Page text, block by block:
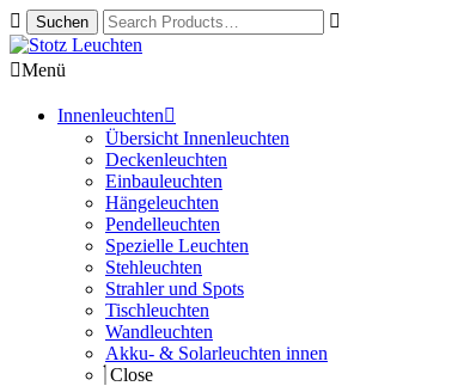
Zur
Navigation
Springe
zum
Menü
Innenleuchten
Übersicht Innenleuchten
Deckenleuchten
Einbauleuchten
Hängeleuchten
Pendelleuchten
Spezielle Leuchten
Stehleuchten
Strahler und Spots
Tischleuchten
Wandleuchten
Akku- & Solarleuchten innen
Close